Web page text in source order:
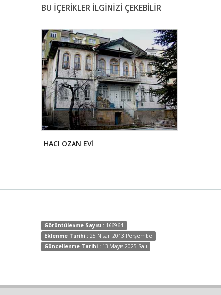
BU İÇERİKLER İLGİNİZİ ÇEKEBİLİR
HACI OZAN EVİ
Görüntülenme Sayısı : 166964
Eklenme Tarihi : 25 Nisan 2013 Perşembe
Güncellenme Tarihi : 13 Mayıs 2025 Salı